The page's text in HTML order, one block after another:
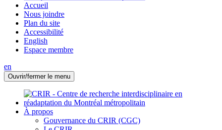
Accueil
Nous joindre
Plan du site
Accessibilité
English
Espace membre
en
Ouvrir/fermer le menu
À propos
Gouvernance du CRIR (CGC)